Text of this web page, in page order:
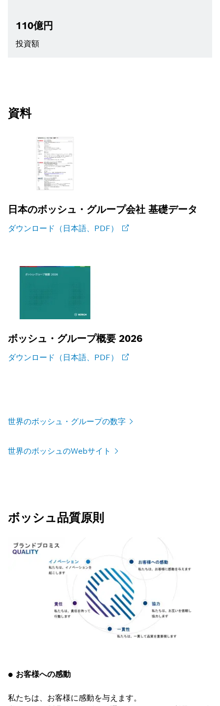
110億円
投資額
資料
日本のボッシュ・グループ会社 基礎データ
ダウンロード（日本語、PDF）
ボッシュ・グループ概要 2026
ダウンロード（日本語、PDF）
世界のボッシュ・グループの数字
世界のボッシュのWebサイト
ボッシュ品質原則
● お客様への感動
私たちは、お客様に感動を与えます。